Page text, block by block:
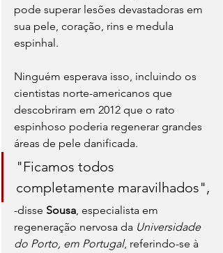
pode superar lesões devastadoras em
sua pele, coração, rins e medula
espinhal.
Ninguém esperava isso, incluindo os
cientistas norte-americanos que
descobriram em 2012 que o rato
espinhoso poderia regenerar grandes
áreas de pele danificada.
"Ficamos todos
completamente maravilhados",
-disse Sousa , especialista em
regeneração nervosa da Universidade
do Porto, em Portugal, referindo-se à